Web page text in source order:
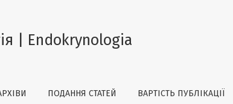
| Endokrynologia
ПОДАННЯ СТАТЕЙ ВАРТІСТЬ ПУБЛІКАЦІЇ